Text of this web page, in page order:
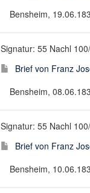
Bensheim,
Signatur: 55 Nachl
Brief von Franz
Bensheim,
Signatur: 55 Nachl
Brief von Franz
Bensheim,